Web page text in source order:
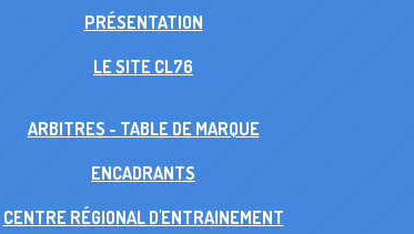
PRÉSENTATION
LE SITE CL76
ARBITRES - TABLE DE MARQUE
ENCADRANTS
CENTRE RÉGIONAL D'ENTRAINEMENT